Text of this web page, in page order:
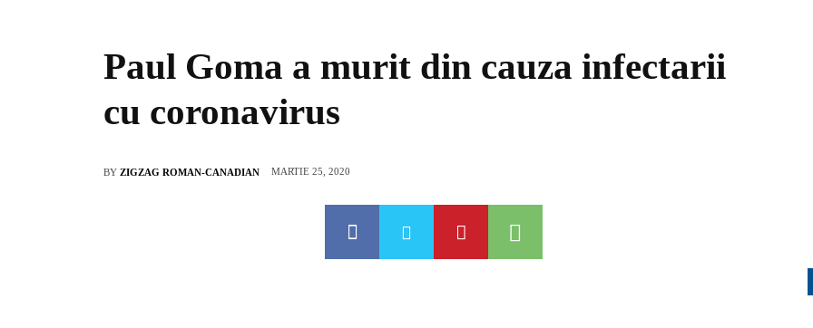
Paul Goma a murit din cauza infectarii
cu coronavirus
BY ZIGZAG ROMAN-CANADIAN MARTIE 25, 2020